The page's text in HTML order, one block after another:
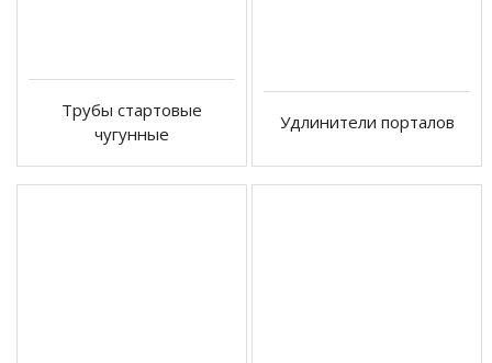
Трубы стартовые
чугунные
Удлинители порталов